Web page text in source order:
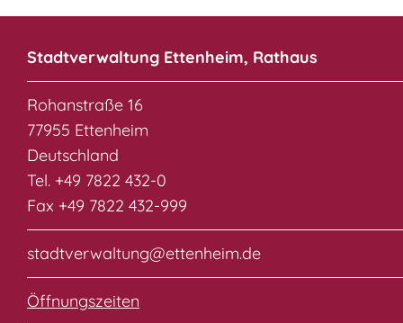
Stadtverwaltung Ettenheim, Rathaus
Rohanstraße 16
77955 Ettenheim
Deutschland
Tel. +49 7822 432-0
Fax +49 7822 432-999
stadtverwaltung@ettenheim.de
Öffnungszeiten